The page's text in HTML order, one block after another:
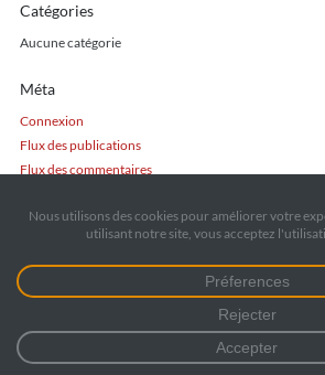
Catégories
Aucune catégorie
Méta
Connexion
Flux des publications
Flux des commentaires
Références